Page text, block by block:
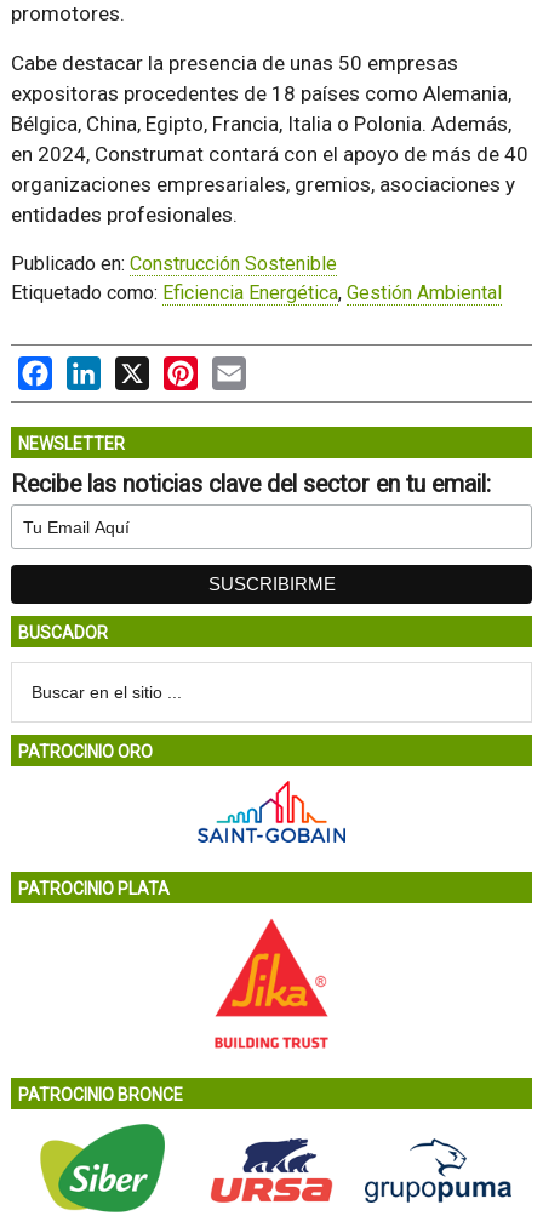
promotores.
Cabe destacar la presencia de unas 50 empresas
expositoras procedentes de 18 países como Alemania,
Bélgica, China, Egipto, Francia, Italia o Polonia. Además,
en 2024, Construmat contará con el apoyo de más de 40
organizaciones empresariales, gremios, asociaciones y
entidades profesionales.
Publicado en: Construcción Sostenible
Etiquetado como: Eficiencia Energética, Gestión Ambiental
FacebookLinkedIn Pinterest
NEWSLETTER
Recibe las noticias clave del sector en tu email:
BUSCADOR
PATROCINIO ORO
PATROCINIO PLATA
PATROCINIO BRONCE